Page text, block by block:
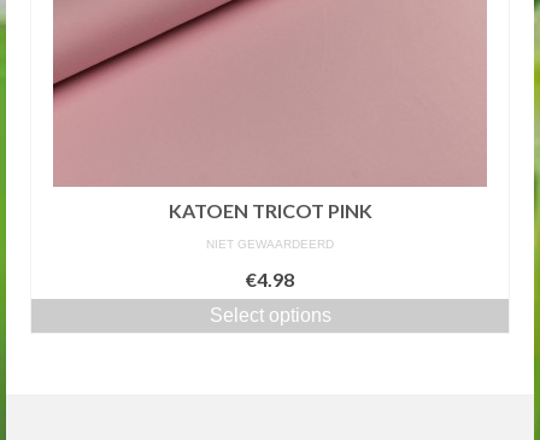
KATOEN TRICOT PINK
NIET GEWAARDEERD
€4.98
Select options